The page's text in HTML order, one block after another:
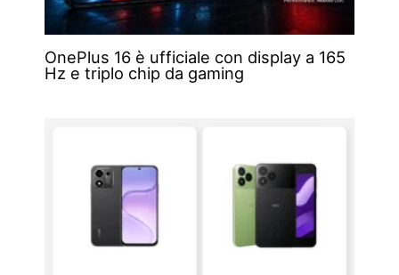
OnePlus 16 è ufficiale con display a 165
Hz e triplo chip da gaming